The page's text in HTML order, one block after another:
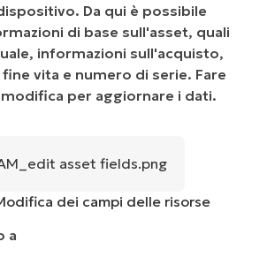
Da qui è possibile
di base sull'asset, quali
informazioni sull'acquisto,
vita e numero di serie. Fare
per aggiornare i dati.
dei campi delle risorse
a